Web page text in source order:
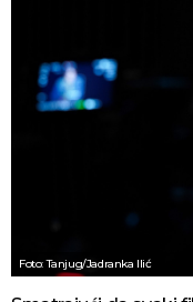
Foto: Tanjug/Jadranka Ilić